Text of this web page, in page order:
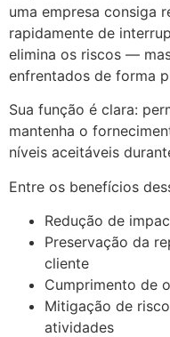
uma empresa consiga
rapidamente de
elimina os riscos —
enfrentados de forma
Sua função é clara:
mantenha o
níveis aceitáveis
Entre os benefícios
Redução de
Preservação da
cliente
Cumprimento de
Mitigação de
atividades